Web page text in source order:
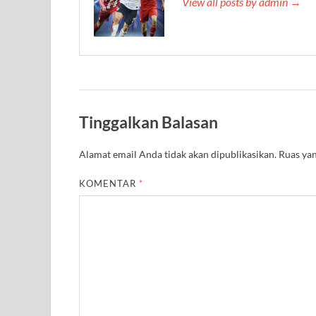
Tinggalkan Balasan
Alamat email Anda tidak akan dipublikasikan. Ruas
KOMENTAR *